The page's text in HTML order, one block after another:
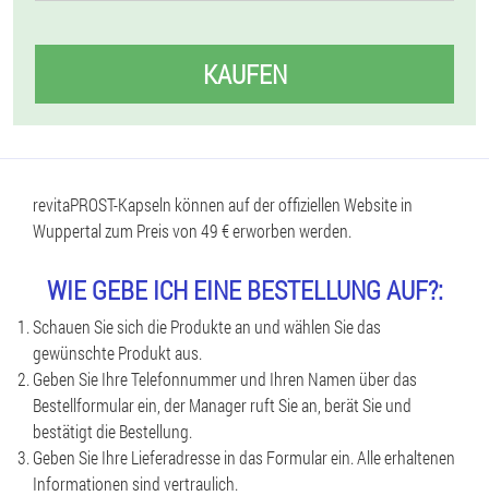
KAUFEN
revitaPROST-Kapseln können auf der offiziellen Website in
Wuppertal zum Preis von 49 € erworben werden.
WIE GEBE ICH EINE BESTELLUNG AUF?:
Schauen Sie sich die Produkte an und wählen Sie das
gewünschte Produkt aus.
Geben Sie Ihre Telefonnummer und Ihren Namen über das
Bestellformular ein, der Manager ruft Sie an, berät Sie und
bestätigt die Bestellung.
Geben Sie Ihre Lieferadresse in das Formular ein. Alle erhaltenen
Informationen sind vertraulich.